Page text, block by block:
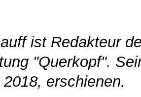
ist Redakteur
"Querkopf".
erschienen.